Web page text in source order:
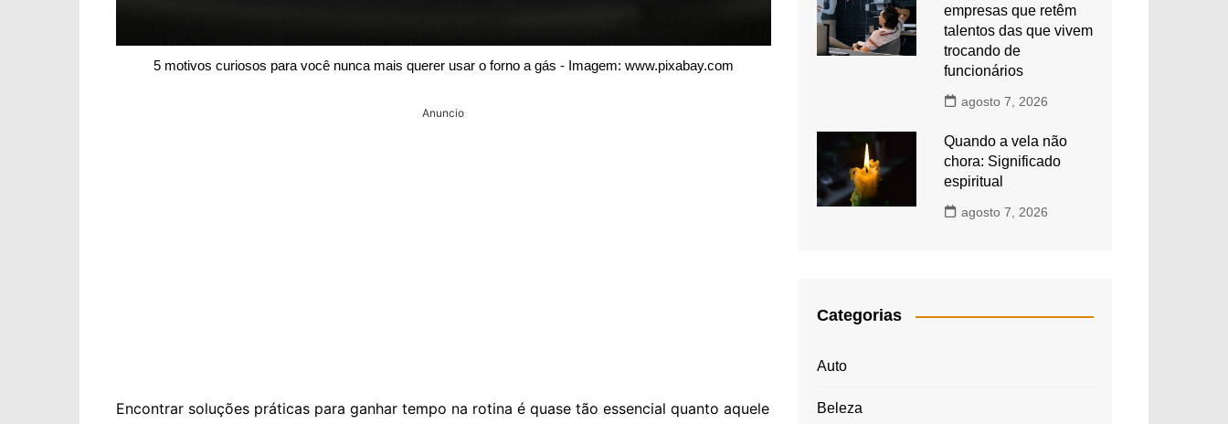
5 motivos curiosos para você nunca mais querer usar o forno a gás - Imagem: www.pixabay.com
Anuncio
Encontrar soluções práticas para ganhar tempo na rotina é quase tão essencial quanto aquele
empresas que retêm
talentos das que vivem
trocando de
funcionários
agosto 7, 2026
Quando a vela não
chora: Significado
espiritual
agosto 7, 2026
Categorias
Auto
Beleza